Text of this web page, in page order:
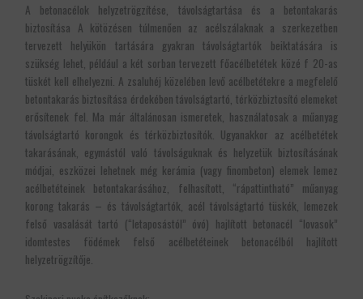
A betonacélok helyzetrögzítése, távolságtartása és a betontakarás
biztosítása A kötözésen túlmenően az acélszálaknak a szerkezetben
tervezett helyükön tartására gyakran távolságtartók beiktatására is
szükség lehet, például a két sorban tervezett főacélbetétek közé f 20-as
tüskét kell elhelyezni. A zsaluhéj közelében levő acélbetétekre a megfelelő
betontakarás biztosítása érdekében távolságtartó, térközbiztosító elemeket
erősítenek fel. Ma már általánosan ismeretek, használatosak a műanyag
távolságtartó korongok és térközbiztosítók. Ugyanakkor az acélbetétek
takarásának, egymástól való távolságuknak és helyzetük biztosításának
módjai, eszközei lehetnek még kerámia (vagy finombeton) elemek lemez
acélbetéteinek betontakarásához, felhasított, “rápattintható” műanyag
korong takarás – és távolságtartók, acél távolságtartó tüskék, lemezek
felső vasalását tartó (“letaposástól” óvó) hajlított betonacél “lovasok”
idomtestes födémek felső acélbetéteinek betonacélból hajlított
helyzetrögzítője.